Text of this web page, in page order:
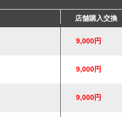
店舗購入交換
9,000円
9,000円
9,000円